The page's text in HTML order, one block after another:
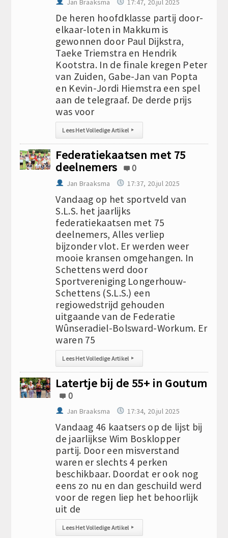
Jan Braaksma 17:47, 20.jul 2025
De heren hoofdklasse partij door-
elkaar-loten in Makkum is
gewonnen door Paul Dijkstra,
Taeke Triemstra en Hendrik
Kootstra. In de finale kregen Peter
van Zuiden, Gabe-Jan van Popta
en Kevin-Jordi Hiemstra een spel
aan de telegraaf. De derde prijs
was voor
Lees Het Volledige Artikel ▸
Federatiekaatsen met 75
deelnemers
0
Jan Braaksma 17:37, 20.jul 2025
Vandaag op het sportveld van
S.L.S. het jaarlijks
federatiekaatsen met 75
deelnemers, Alles verliep
bijzonder vlot. Er werden weer
mooie kransen omgehangen. In
Schettens werd door
Sportvereniging Longerhouw-
Schettens (S.L.S.) een
regiowedstrijd gehouden
uitgaande van de Federatie
Wûnseradiel-Bolsward-Workum. Er
waren 75
Lees Het Volledige Artikel ▸
Latertje bij de 55+ in Goutum
0
Jan Braaksma 17:34, 20.jul 2025
Vandaag 46 kaatsers op de lijst bij
de jaarlijkse Wim Bosklopper
partij. Door een misverstand
waren er slechts 4 perken
beschikbaar. Doordat er ook nog
eens zo nu en dan geschuild werd
voor de regen liep het behoorlijk
uit de
Lees Het Volledige Artikel ▸